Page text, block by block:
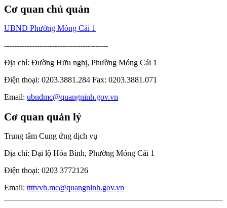
Cơ quan chủ quản
UBND Phường Móng Cái 1
-----------------------------------------
Địa chỉ: Đường Hữu nghị, Phường Móng Cái 1
Điện thoại: 0203.3881.284 Fax: 0203.3881.071
Email: ubndmc@quangninh.gov.vn
Cơ quan quản lý
Trung tâm Cung ứng dịch vụ
Địa chỉ: Đại lộ Hòa Bình, Phường Móng Cái 1
Điện thoại: 0203 3772126
Email: ttttvvh.mc@quangninh.gov.vn